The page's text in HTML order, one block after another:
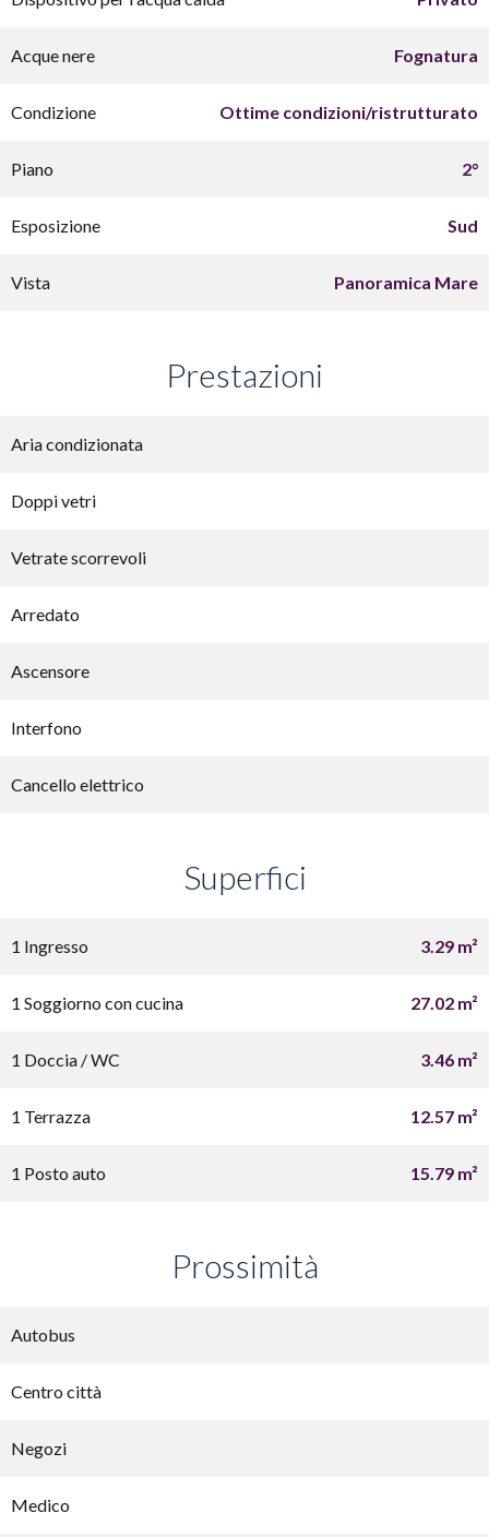
Acque nere Fognatura
Condizione Ottime condizioni/ristrutturato
Piano 2°
Esposizione Sud
Vista Panoramica Mare
Prestazioni
Aria condizionata
Doppi vetri
Vetrate scorrevoli
Arredato
Ascensore
Interfono
Cancello elettrico
Superfici
1 Ingresso 3.29 m²
1 Soggiorno con cucina 27.02 m²
1 Doccia / WC 3.46 m²
1 Terrazza 12.57 m²
1 Posto auto 15.79 m²
Prossimità
Autobus
Centro città
Negozi
Medico